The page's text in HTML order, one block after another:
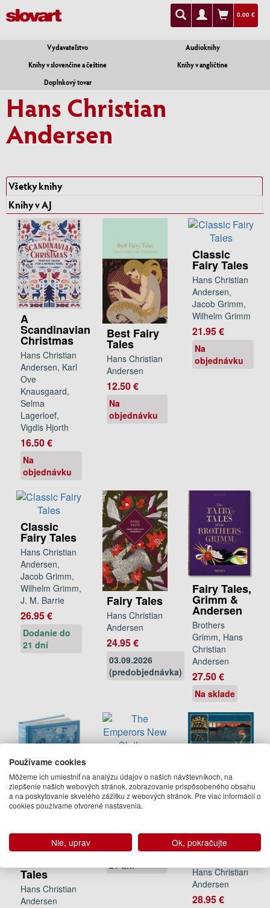
0.00 €
Vydavateľstvo
Audioknihy
Knihy v slovenčine a češtine
Knihy v angličtine
Doplnkový tovar
Hans Christian
Andersen
Všetky knihy
Knihy v AJ
A
Scandinavian
Christmas
Hans Christian
Andersen, Karl
Ove
Knausgaard,
Selma
Lagerloef,
Vigdis Hjorth
16.50 €
Na
objednávku
Best Fairy
Tales
Hans Christian
Andersen
12.50 €
Na
objednávku
Classic
Fairy Tales
Hans Christian
Andersen,
Jacob Grimm,
Wilhelm Grimm
21.95 €
Na
objednávku
Classic
Fairy Tales
Hans Christian
Andersen,
Jacob Grimm,
Wilhelm Grimm,
J. M. Barrie
26.95 €
Dodanie do
21 dní
Fairy Tales
Hans Christian
Andersen
24.95 €
03.09.2026
(predobjednávka)
Fairy Tales,
Grimm &
Andersen
Brothers
Grimm, Hans
Christian
Andersen
27.50 €
Na sklade
Snow
Queen and
Other
Tales
Hans Christian
Andersen
Emperors
New
Clothes
Hans Christian
7.95 €
Dodanie do
21 dní
Mermaid
and Other
Hans Christian
Andersen
28.95 €
Používame cookies
Môžeme ich umiestniť na analýzu údajov o našich návštevníkoch, na
zlepšenie našich webových stránok, zobrazovanie prispôsobeného obsahu
a na poskytovanie skvelého zážitku z webových stránok. Pre viac informácií o
cookies používame otvorené nastavenia.
Nie, uprav Ok, pokračujte